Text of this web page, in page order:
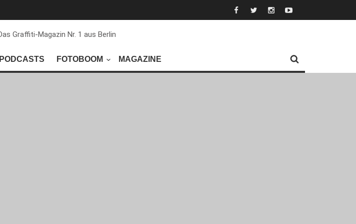
PODCASTS FOTOBOOM MAGAZINE